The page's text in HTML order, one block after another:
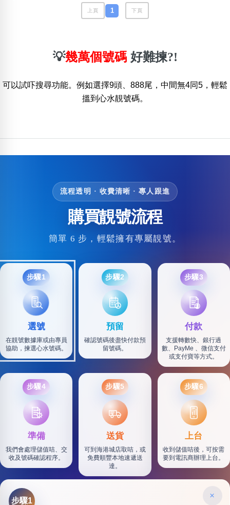
上頁 1 下頁
💡幾萬個號碼 好難揀?!
可以試吓搜尋功能。例如選擇9頭、888尾，中間無4同5，輕鬆
搵到心水靚號碼。
流程透明 · 收費清晰 · 專人跟進
購買靚號流程
簡單 6 步，輕鬆擁有專屬靚號。
步驟1
選號
在靚號數據庫或由專員
協助，揀選心水號碼。
步驟2
預留
確認號碼後盡快付款預
留號碼。
步驟3
付款
支援轉數快、銀行過
數、PayMe 、微信支付
或支付寶等方式。
步驟4
準備
我們會處理儲值咭、交
收及號碼確認程序。
步驟5
SF
送貨
可到海港城店取咭，或
免費順豐本地速遞送
達。
步驟6
上台
收到儲值咭後，可按需
要到電訊商辦理上台。
×
步驟1